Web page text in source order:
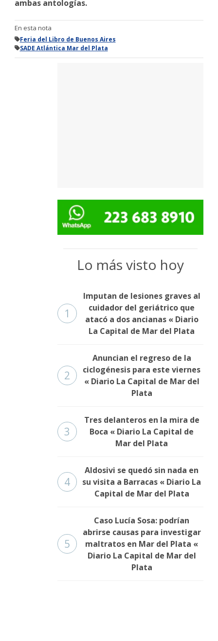
ambas antologías.
En esta nota
Feria del Libro de Buenos Aires
SADE Atlántica Mar del Plata
Lo más visto hoy
1
Imputan de lesiones graves al
cuidador del geriátrico que
atacó a dos ancianas « Diario
La Capital de Mar del Plata
2
Anuncian el regreso de la
ciclogénesis para este viernes
« Diario La Capital de Mar del
Plata
3
Tres delanteros en la mira de
Boca « Diario La Capital de
Mar del Plata
4
Aldosivi se quedó sin nada en
su visita a Barracas « Diario La
Capital de Mar del Plata
5
Caso Lucía Sosa: podrían
abrirse causas para investigar
maltratos en Mar del Plata «
Diario La Capital de Mar del
Plata